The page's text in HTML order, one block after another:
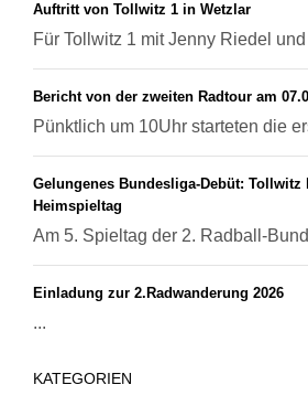
Auftritt von Tollwitz 1 in Wetzlar
Für Tollwitz 1 mit Jenny Riedel
Bericht von der zweiten Radtour am
Pünktlich um 10Uhr starteten die
Gelungenes Bundesliga-Debüt: Tollwitz
Heimspieltag
Am 5. Spieltag der 2. Radball-
Einladung zur 2.Radwanderung 2026
...
KATEGORIEN